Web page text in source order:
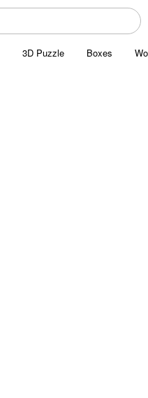
3D Puzzle Boxes